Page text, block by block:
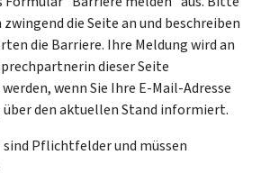
zwingend die Seite an und beschreiben
die Barriere. Ihre Meldung wird an
dieser Seite
wenn Sie Ihre E-Mail-Adresse
über den aktuellen Stand informiert.
Pflichtfelder und müssen